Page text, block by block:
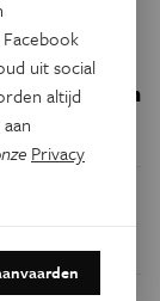
400 miljoen
uit social
altijd
Privacy